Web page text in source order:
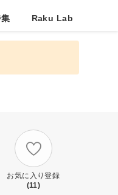
Raku Lab
お気に入り登録
(11)